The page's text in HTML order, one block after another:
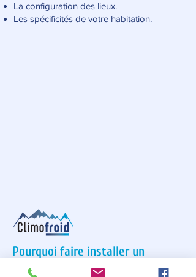
La configuration des lieux.
Les spécificités de votre habitation.
Pourquoi faire installer un
système de climatisation ?